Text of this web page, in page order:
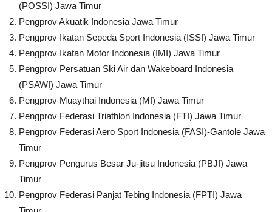
(POSSI) Jawa Timur
Pengprov Akuatik Indonesia Jawa Timur
Pengprov Ikatan Sepeda Sport Indonesia (ISSI) Jawa Timur
Pengprov Ikatan Motor Indonesia (IMI) Jawa Timur
Pengprov Persatuan Ski Air dan Wakeboard Indonesia
(PSAWI) Jawa Timur
Pengprov Muaythai Indonesia (MI) Jawa Timur
Pengprov Federasi Triathlon Indonesia (FTI) Jawa Timur
Pengprov Federasi Aero Sport Indonesia (FASI)-Gantole Jawa
Timur
Pengprov Pengurus Besar Ju-jitsu Indonesia (PBJI) Jawa
Timur
Pengprov Federasi Panjat Tebing Indonesia (FPTI) Jawa